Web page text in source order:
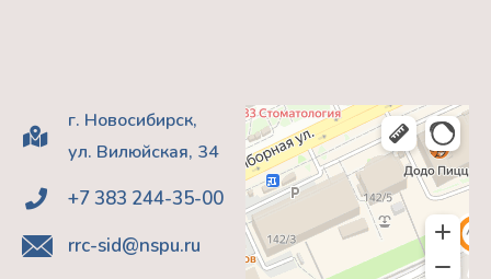
г. Новосибирск,
ул. Вилюйская, 34
+7 383 244-35-00
rrc-sid@nspu.ru